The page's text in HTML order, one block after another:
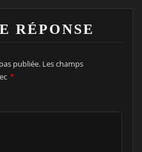
RÉPONSE
publiée. Les champs
*